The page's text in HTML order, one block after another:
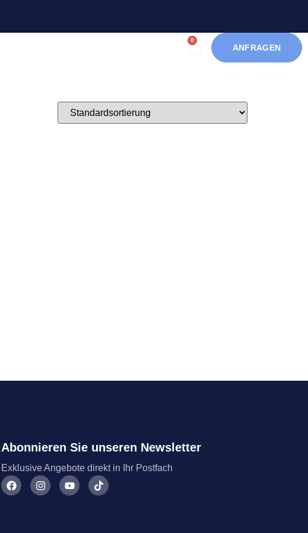
0
ANFRAGEN
Abonnieren Sie unseren Newsletter
Exklusive Angebote direkt in Ihr Postfach